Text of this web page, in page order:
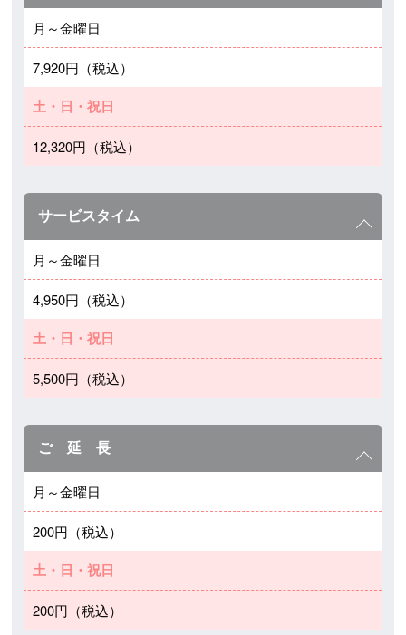
月～金曜日
7,920円（税込）
土・日・祝日
12,320円（税込）
サービスタイム
月～金曜日
4,950円（税込）
土・日・祝日
5,500円（税込）
ご 延 長
月～金曜日
200円（税込）
土・日・祝日
200円（税込）